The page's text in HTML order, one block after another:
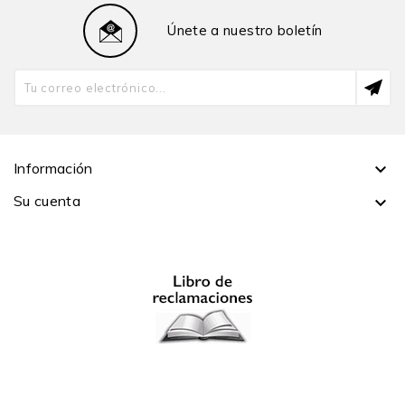
Únete a nuestro boletín
Información 
Su cuenta 